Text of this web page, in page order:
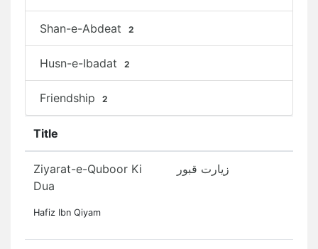
Shan-e-Abdeat 2
Husn-e-Ibadat 2
Friendship 2
Title
Ziyarat-e-Quboor Ki
Dua
Hafiz Ibn Qiyam
زیارت قبور